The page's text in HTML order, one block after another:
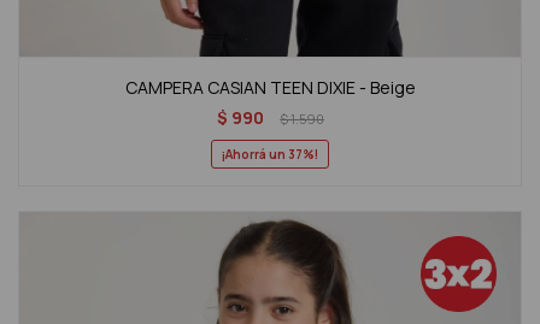
CAMPERA CASIAN TEEN DIXIE - Beige
$ 990 $1.590
37